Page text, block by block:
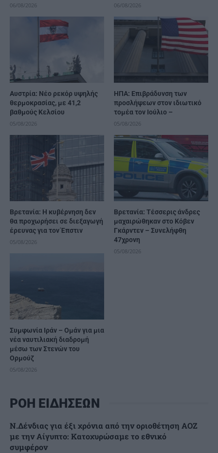
06/08/2026 06/08/2026
Αυστρία: Νέο ρεκόρ υψηλής
θερμοκρασίας, με 41,2
βαθμούς Κελσίου
05/08/2026
ΗΠΑ: Επιβράδυνση των
προσλήψεων στον ιδιωτικό
τομέα τον Ιούλιο –
05/08/2026
Βρετανία: Η κυβέρνηση δεν
θα προχωρήσει σε διεξαγωγή
έρευνας για τον Έπστιν
05/08/2026
Βρετανία: Τέσσερις άνδρες
μαχαιρώθηκαν στο Κόβεν
Γκάρντεν – Συνελήφθη
47χρονη
05/08/2026
Συμφωνία Ιράν – Ομάν για μια
νέα ναυτιλιακή διαδρομή
μέσω των Στενών του
Ορμούζ
05/08/2026
ΡΟΗ ΕΙΔΗΣΕΩΝ
Ν.Δένδιας για έξι χρόνια από την οριοθέτηση ΑΟΖ
με την Αίγυπτο: Κατοχυρώσαμε το εθνικό
συμφέρον